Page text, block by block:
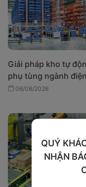
Giải pháp kho tự
phụ tùng ngành
06/08/2026
QUÝ
NHẬN